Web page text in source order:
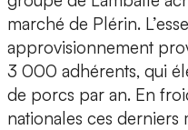
marché de Plérin.
approvisionnement
3 000 adhérents, qui
de porcs par an. En
nationales ces derniers